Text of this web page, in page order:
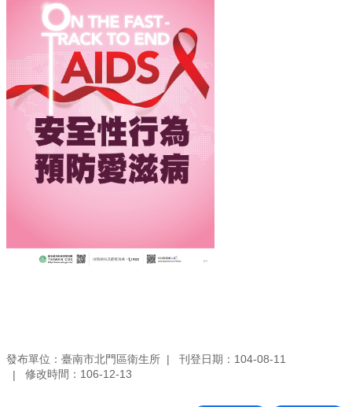
發布單位：臺南市北門區衛生所
刊登日期：104-08-11
修改時間：106-12-13